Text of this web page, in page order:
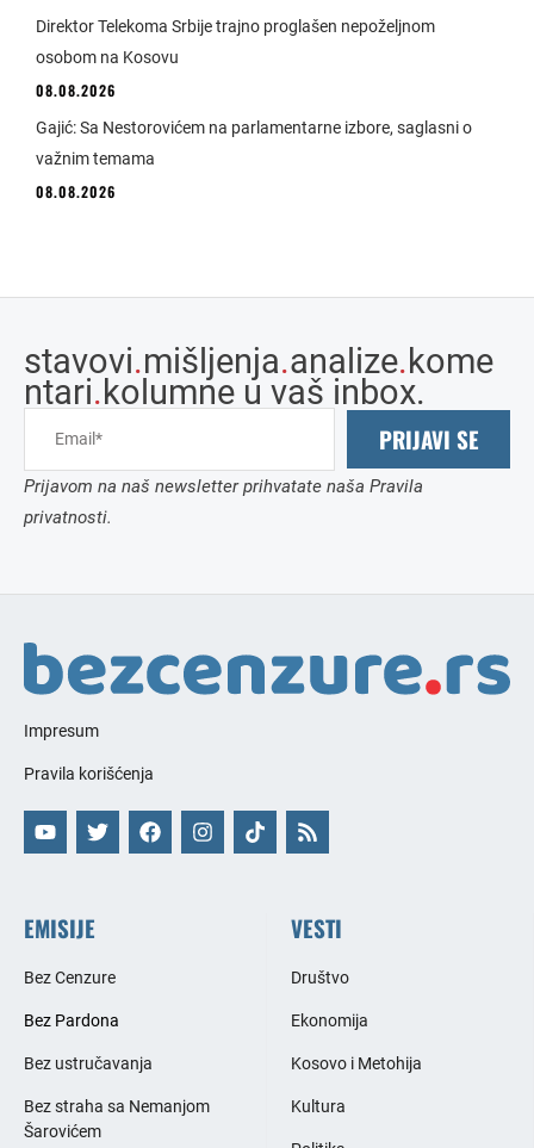
Direktor Telekoma Srbije trajno proglašen nepoželjnom
osobom na Kosovu
08.08.2026
Gajić: Sa Nestorovićem na parlamentarne izbore, saglasni o
važnim temama
08.08.2026
stavovi.mišljenja.analize.kome
ntari.kolumne u vaš inbox.
PRIJAVI SE
Prijavom na naš newsletter prihvatate naša Pravila
privatnosti.
Impresum
Pravila korišćenja
EMISIJE
Bez Cenzure
Bez Pardona
Bez ustručavanja
Bez straha sa Nemanjom
Šarovićem
VESTI
Društvo
Ekonomija
Kosovo i Metohija
Kultura